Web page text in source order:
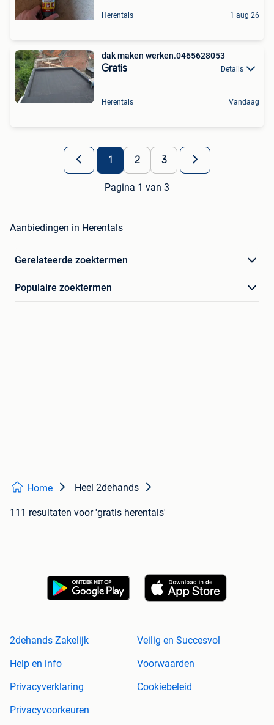
Herentals 1 aug 26
dak maken werken.0465628053
Gratis Details
Herentals Vandaag
1 2 3
Pagina 1 van 3
Aanbiedingen in Herentals
Gerelateerde zoektermen
Populaire zoektermen
Home Heel 2dehands
111 resultaten voor 'gratis herentals'
2dehands Zakelijk
Veilig en Succesvol
Help en info
Voorwaarden
Privacyverklaring
Cookiebeleid
Privacyvoorkeuren